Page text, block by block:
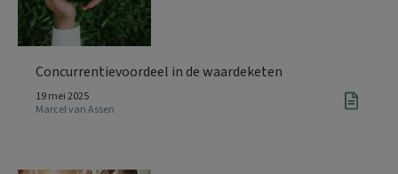
Concurrentievoordeel in de waardeketen
19 mei 2025
Marcel van Assen